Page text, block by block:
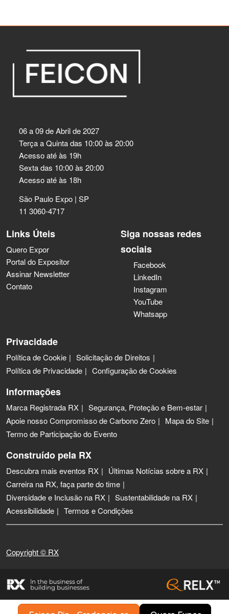
06 a 09 de Abril de 2027
Terça a Quinta das 10:00 às 20:00
Acesso até às 19h
Sexta das 10:00 às 20:00
Acesso até às 18h
São Paulo Expo | SP
11 3060-4717
Links Úteis
Quero Expor
Portal do Expositor
Assinar Newsletter
Contato
Siga nossas redes
sociais
Facebook
LinkedIn
Instagram
YouTube
Whatsapp
Privacidade
Política de Cookie
Solicitação de Direitos
Política de Privacidade
Configuração de Cookies
Informações
Marca Registrada RX
Segurança, Proteção e Bem-estar
Apoie nosso Compromisso de Carbono Zero
Mapa do Site
Termo de Participação do Evento
Construído pela RX
Descubra mais eventos RX
Últimas Notícias sobre a RX
Carreira na RX, faça parte do time
Diversidade e Inclusão na RX
Sustentabilidade na RX
Acessibilidade
Termos e Condições
Copyright © RX